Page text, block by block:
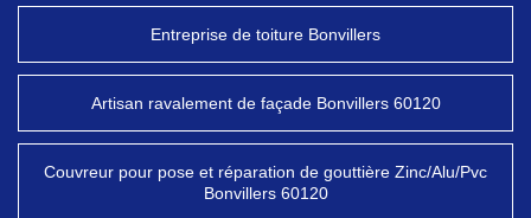
Entreprise de toiture Bonvillers
Artisan ravalement de façade Bonvillers 60120
Couvreur pour pose et réparation de gouttière Zinc/Alu/Pvc
Bonvillers 60120